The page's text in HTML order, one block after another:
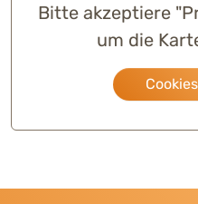
Bitte akzeptiere
um die